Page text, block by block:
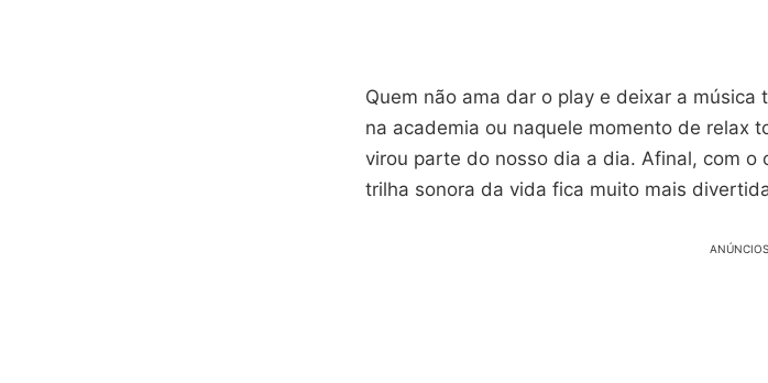
Quem não ama dar o play e deixar a música
na academia ou naquele momento de relax
virou parte do nosso dia a dia. Afinal, com o
trilha sonora da vida fica muito mais
ANÚNCIOS